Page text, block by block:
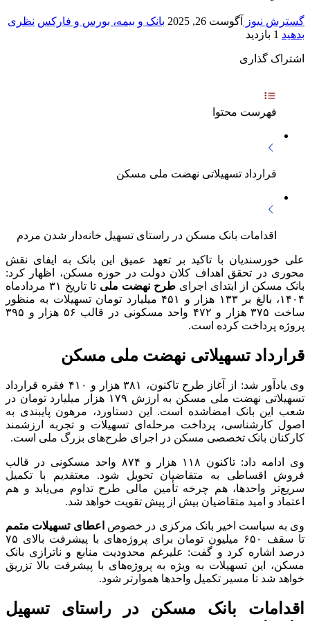
گسترش نیوز آگوست 26, 2025 بانک و بیمه، بورس و فارکس نظری
بدهید 1 بازدید
اشتراک گذاری
فهرست محتوا
قرارداد تسهیلاتی نهضت ملی مسکن
اقدامات بانک مسکن در راستای تسهیل خانه‌دار شدن مردم
علی خورسندیان با تاکید بر تعهد عمیق این بانک به ایفای نقش
محوری در تحقق اهداف کلان دولت در حوزه مسکن، اظهار کرد:
بانک مسکن از ابتدای اجرای طرح نهضت ملی
تا تاریخ ۳۱ مردادماه
۱۴۰۴، بالغ بر ۱۳۳ هزار و ۴۵۱ میلیارد تومان تسهیلات به منظور
ساخت ۳۷۵ هزار و ۴۷۲ واحد مسکونی در قالب ۵۶ هزار و ۳۹۵
پروژه پرداخت کرده است.
قرارداد تسهیلاتی نهضت ملی مسکن
وی یادآور شد: از آغاز طرح تاکنون، ۳۸۱ هزار و ۴۱۰ فقره قرارداد
تسهیلاتی نهضت ملی مسکن به ارزش ۱۷۹ هزار میلیارد تومان در
شعب این بانک امضاشده است. این دستاورد، مرهون پایبندی به
اصول کارشناسی، پرداخت مرحله‌ای تسهیلات و تجربه ارزشمند
کارکنان بانک تخصصی مسکن در اجرای طرح‌های بزرگ ملی است.
وی ادامه داد: تاکنون ۱۱۸ هزار و ۸۷۴ واحد مسکونی در قالب
فروش اقساطی به متقاضیان تحویل شود. معتقدیم با تکمیل
سریع‌تر واحدها، هم چرخه تأمین مالی طرح تداوم می‌یابد و هم
اعتماد و امید متقاضیان بیش از پیش تقویت خواهد شد.
وی به سیاست اخیر بانک مرکزی در خصوص اعطای تسهیلات متمم
تا سقف ۶۵۰ میلیون تومان برای پروژه‌های با پیشرفت بالای ۷۵
درصد اشاره کرد و گفت: علیرغم محدودیت منابع و ناترازی بانک
مسکن، این تسهیلات به ویژه به پروژه‌های با پیشرفت بالا تزریق
خواهد شد تا مسیر تکمیل واحدها هموارتر شود.
اقدامات بانک مسکن در راستای تسهیل